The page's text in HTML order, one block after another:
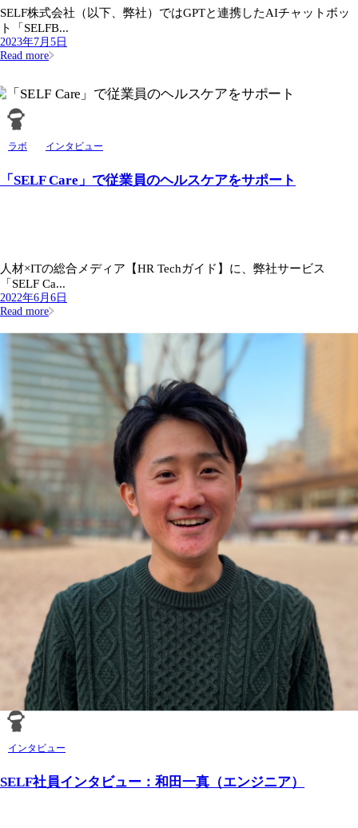
SELF株式会社（以下、弊社）ではGPTと連携したAIチャットボッ
ト「SELFB...
2023年7月5日
Read more
ラボ インタビュー
「SELF Care」で従業員のヘルスケアをサポート
人材×ITの総合メディア【HR Techガイド】に、弊社サービス
「SELF Ca...
2022年6月6日
Read more
インタビュー
SELF社員インタビュー：和田一真（エンジニア）